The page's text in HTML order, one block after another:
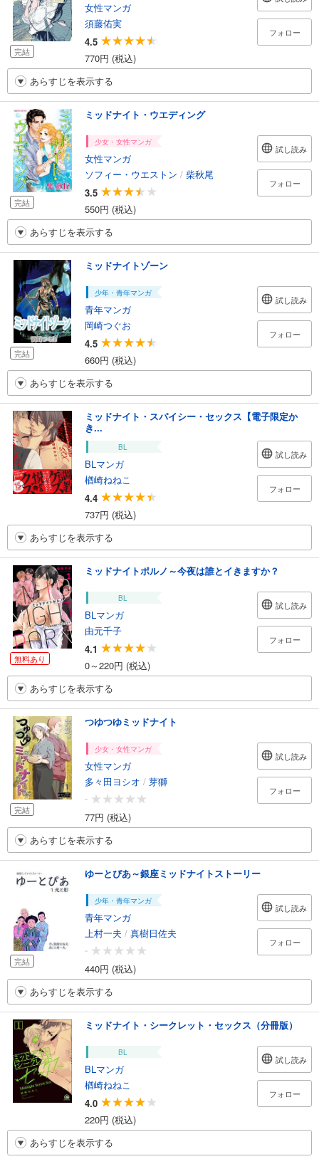
完結
女性マンガ
須藤佑実
4.5
770円 (税込)
フォロー
あらすじを表示する
完結
ミッドナイト・ウエディング
少女・女性マンガ
女性マンガ
ソフィー・ウエストン / 柴秋尾
3.5
550円 (税込)
試し読み
フォロー
あらすじを表示する
完結
ミッドナイトゾーン
少年・青年マンガ
青年マンガ
岡崎つぐお
4.5
660円 (税込)
試し読み
フォロー
あらすじを表示する
ミッドナイト・スパイシー・セックス【電子限定か
き...
BL
BLマンガ
楢崎ねねこ
4.4
737円 (税込)
試し読み
フォロー
あらすじを表示する
無料あり
ミッドナイトポルノ～今夜は誰とイきますか？
BL
BLマンガ
由元千子
4.1
0～220円 (税込)
試し読み
フォロー
あらすじを表示する
完結
つゆつゆミッドナイト
少女・女性マンガ
女性マンガ
多々田ヨシオ / 芽獅
-
77円 (税込)
試し読み
フォロー
あらすじを表示する
完結
ゆーとぴあ～銀座ミッドナイトストーリー
少年・青年マンガ
青年マンガ
上村一夫 / 真樹日佐夫
-
440円 (税込)
試し読み
フォロー
あらすじを表示する
ミッドナイト・シークレット・セックス（分冊版）
BL
BLマンガ
楢崎ねねこ
4.0
220円 (税込)
試し読み
フォロー
あらすじを表示する